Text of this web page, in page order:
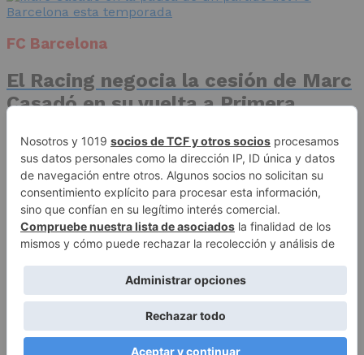
FC Barcelona
El Racing negocia la cesión de Marc
Casadó en su vuelta a Primera
Advertisement
Publicidad
Aviso legal
Política de privacidad
Autores
Contacto
Política editorial
Quiénes somos
ACCESO REDACCIÓN
Automatizaciones, SL